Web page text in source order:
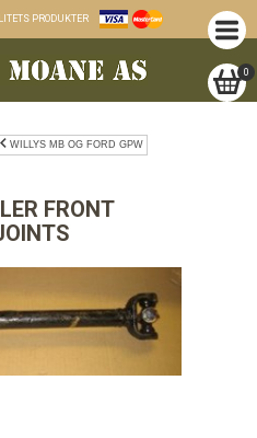
0
PRODUKTER
WILLYS MB OG FORD GPW
FRONT